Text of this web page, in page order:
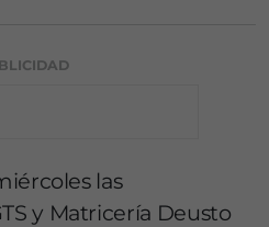
las
y Matricería Deusto